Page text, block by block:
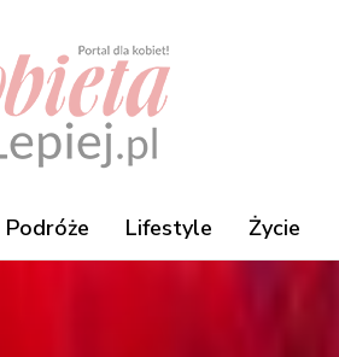
Podróże Lifestyle Życie